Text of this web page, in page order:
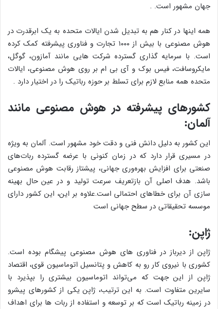
جهان مشهور است. .
همه اینها در کنار هم به تبدیل شدن ایالات متحده به یک ابرقدرت در
هوش مصنوعی با بیش از ۱۰۰۰ تجارت و فناوری پیشرفته کمک کرده
است. با سرمایه گذاری گسترده شرکت هایی مانند آمازون، گوگل،
مایکروسافت، فیس بوک و آی بی ام بر روی هوش مصنوعی، ایالات
متحده همه منابع لازم برای تسلط بر حوزه رباتیک را در اختیار دارد .
کشورهای پیشرفته در هوش مصنوعی مانند
آلمان:
این کشور به دلیل دانش فنی و دقت خود مشهور است. آلمان به ویژه
در مسیری قرار دارد که در زمان کنونی با عرضه گسترده ربات‌های
صنعتی برای افزایش بهره‌وری جهانی، پیشتاز رقابت هوش مصنوعی
باشد. هدف اصلی آن بازتعریف سرعت تولید و در عین حال بهینه
سازی آن برای خطاهای احتمالی است.علاوه بر این، این کشور دارای
موسسه تحقیقاتی در سطح جهانی است
ژاپن:
ژاپن از دیرباز در فناوری های هوش مصنوعی پیشگام بوده است.
کشوری با نیروی کار رو به کاهش و پتانسیل اتوماسیون قوی، اقتصاد
ژاپن از این جهت که می‌تواند اتوماسیون بیشتری را بپذیرد با
سایرین متفاوت است. به این ترتیب، ژاپن یکی از کشورهای پیشرو
در زمینه رباتیک است که بر توسعه و استفاده از ربات ها برای اهداف